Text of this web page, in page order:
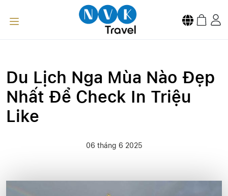
Du Lịch Nga Mùa Nào Đẹp
Nhất Để Check In Triệu
Like
06 tháng 6 2025